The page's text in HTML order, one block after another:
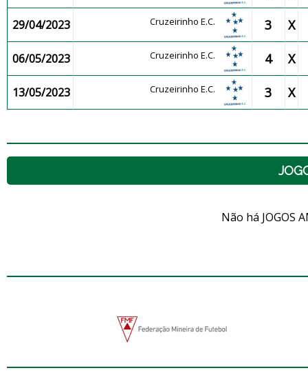
29/04/2023 Cruzeirinho E.C. 3 X
06/05/2023 Cruzeirinho E.C. 4 X
13/05/2023 Cruzeirinho E.C. 3 X
Não há JOGOS